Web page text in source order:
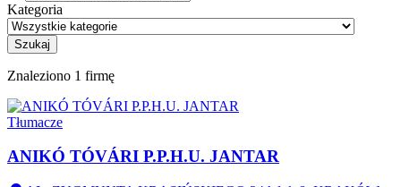
Kategoria
Szukaj
Znaleziono 1 firmę
Tłumacze
ANIKÓ TÓVÁRI P.P.H.U. JANTAR